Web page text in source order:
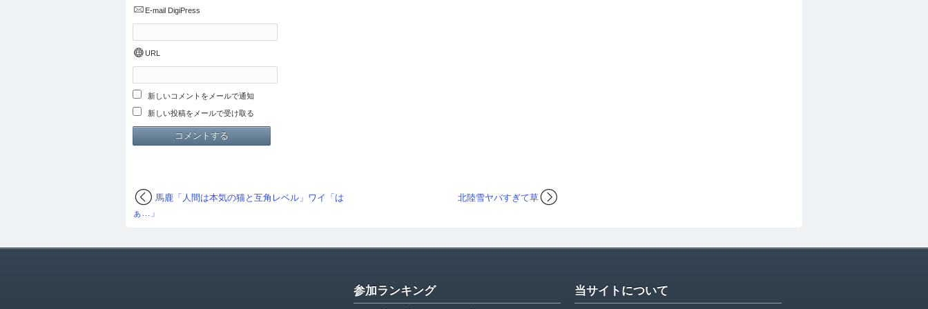
E-mail DigiPress
URL
新しいコメントをメールで通知
新しい投稿をメールで受け取る
北陸雪ヤバすぎて草
馬鹿「人間は本気の猫と互角レベル」ワイ「は
ぁ…」
参加ランキング 当サイトについて